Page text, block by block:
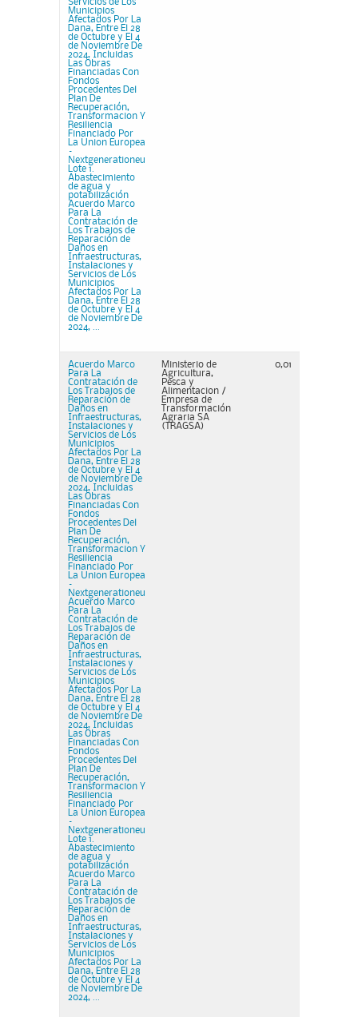
Servicios de Los
Municipios
Afectados Por La
Dana, Entre El 28
de Octubre y El 4
de Noviembre De
2024, Incluidas
Las Obras
Financiadas Con
Fondos
Procedentes Del
Plan De
Recuperación,
Transformacion Y
Resiliencia
Financiado Por
La Union Europea
–
Nextgenerationeu
Lote 1.
Abastecimiento
de agua y
potabilización
Acuerdo Marco
Para La
Contratación de
Los Trabajos de
Reparación de
Daños en
Infraestructuras,
Instalaciones y
Servicios de Los
Municipios
Afectados Por La
Dana, Entre El 28
de Octubre y El 4
de Noviembre De
2024, ...
Acuerdo Marco
Para La
Contratación de
Los Trabajos de
Reparación de
Daños en
Infraestructuras,
Instalaciones y
Servicios de Los
Municipios
Afectados Por La
Dana, Entre El 28
de Octubre y El 4
de Noviembre De
2024, Incluidas
Las Obras
Financiadas Con
Fondos
Procedentes Del
Plan De
Recuperación,
Transformacion Y
Resiliencia
Financiado Por
La Union Europea
–
Nextgenerationeu
Acuerdo Marco
Para La
Contratación de
Los Trabajos de
Reparación de
Daños en
Infraestructuras,
Instalaciones y
Servicios de Los
Municipios
Afectados Por La
Dana, Entre El 28
de Octubre y El 4
de Noviembre De
2024, Incluidas
Las Obras
Financiadas Con
Fondos
Procedentes Del
Plan De
Recuperación,
Transformacion Y
Resiliencia
Financiado Por
La Union Europea
–
Nextgenerationeu
Lote 1.
Abastecimiento
de agua y
potabilización
Acuerdo Marco
Para La
Contratación de
Los Trabajos de
Reparación de
Daños en
Infraestructuras,
Instalaciones y
Servicios de Los
Municipios
Afectados Por La
Dana, Entre El 28
de Octubre y El 4
de Noviembre De
2024, ...
Ministerio de
Agricultura,
Pesca y
Alimentacion /
Empresa de
Transformación
Agraria SA
(TRAGSA)
0,01